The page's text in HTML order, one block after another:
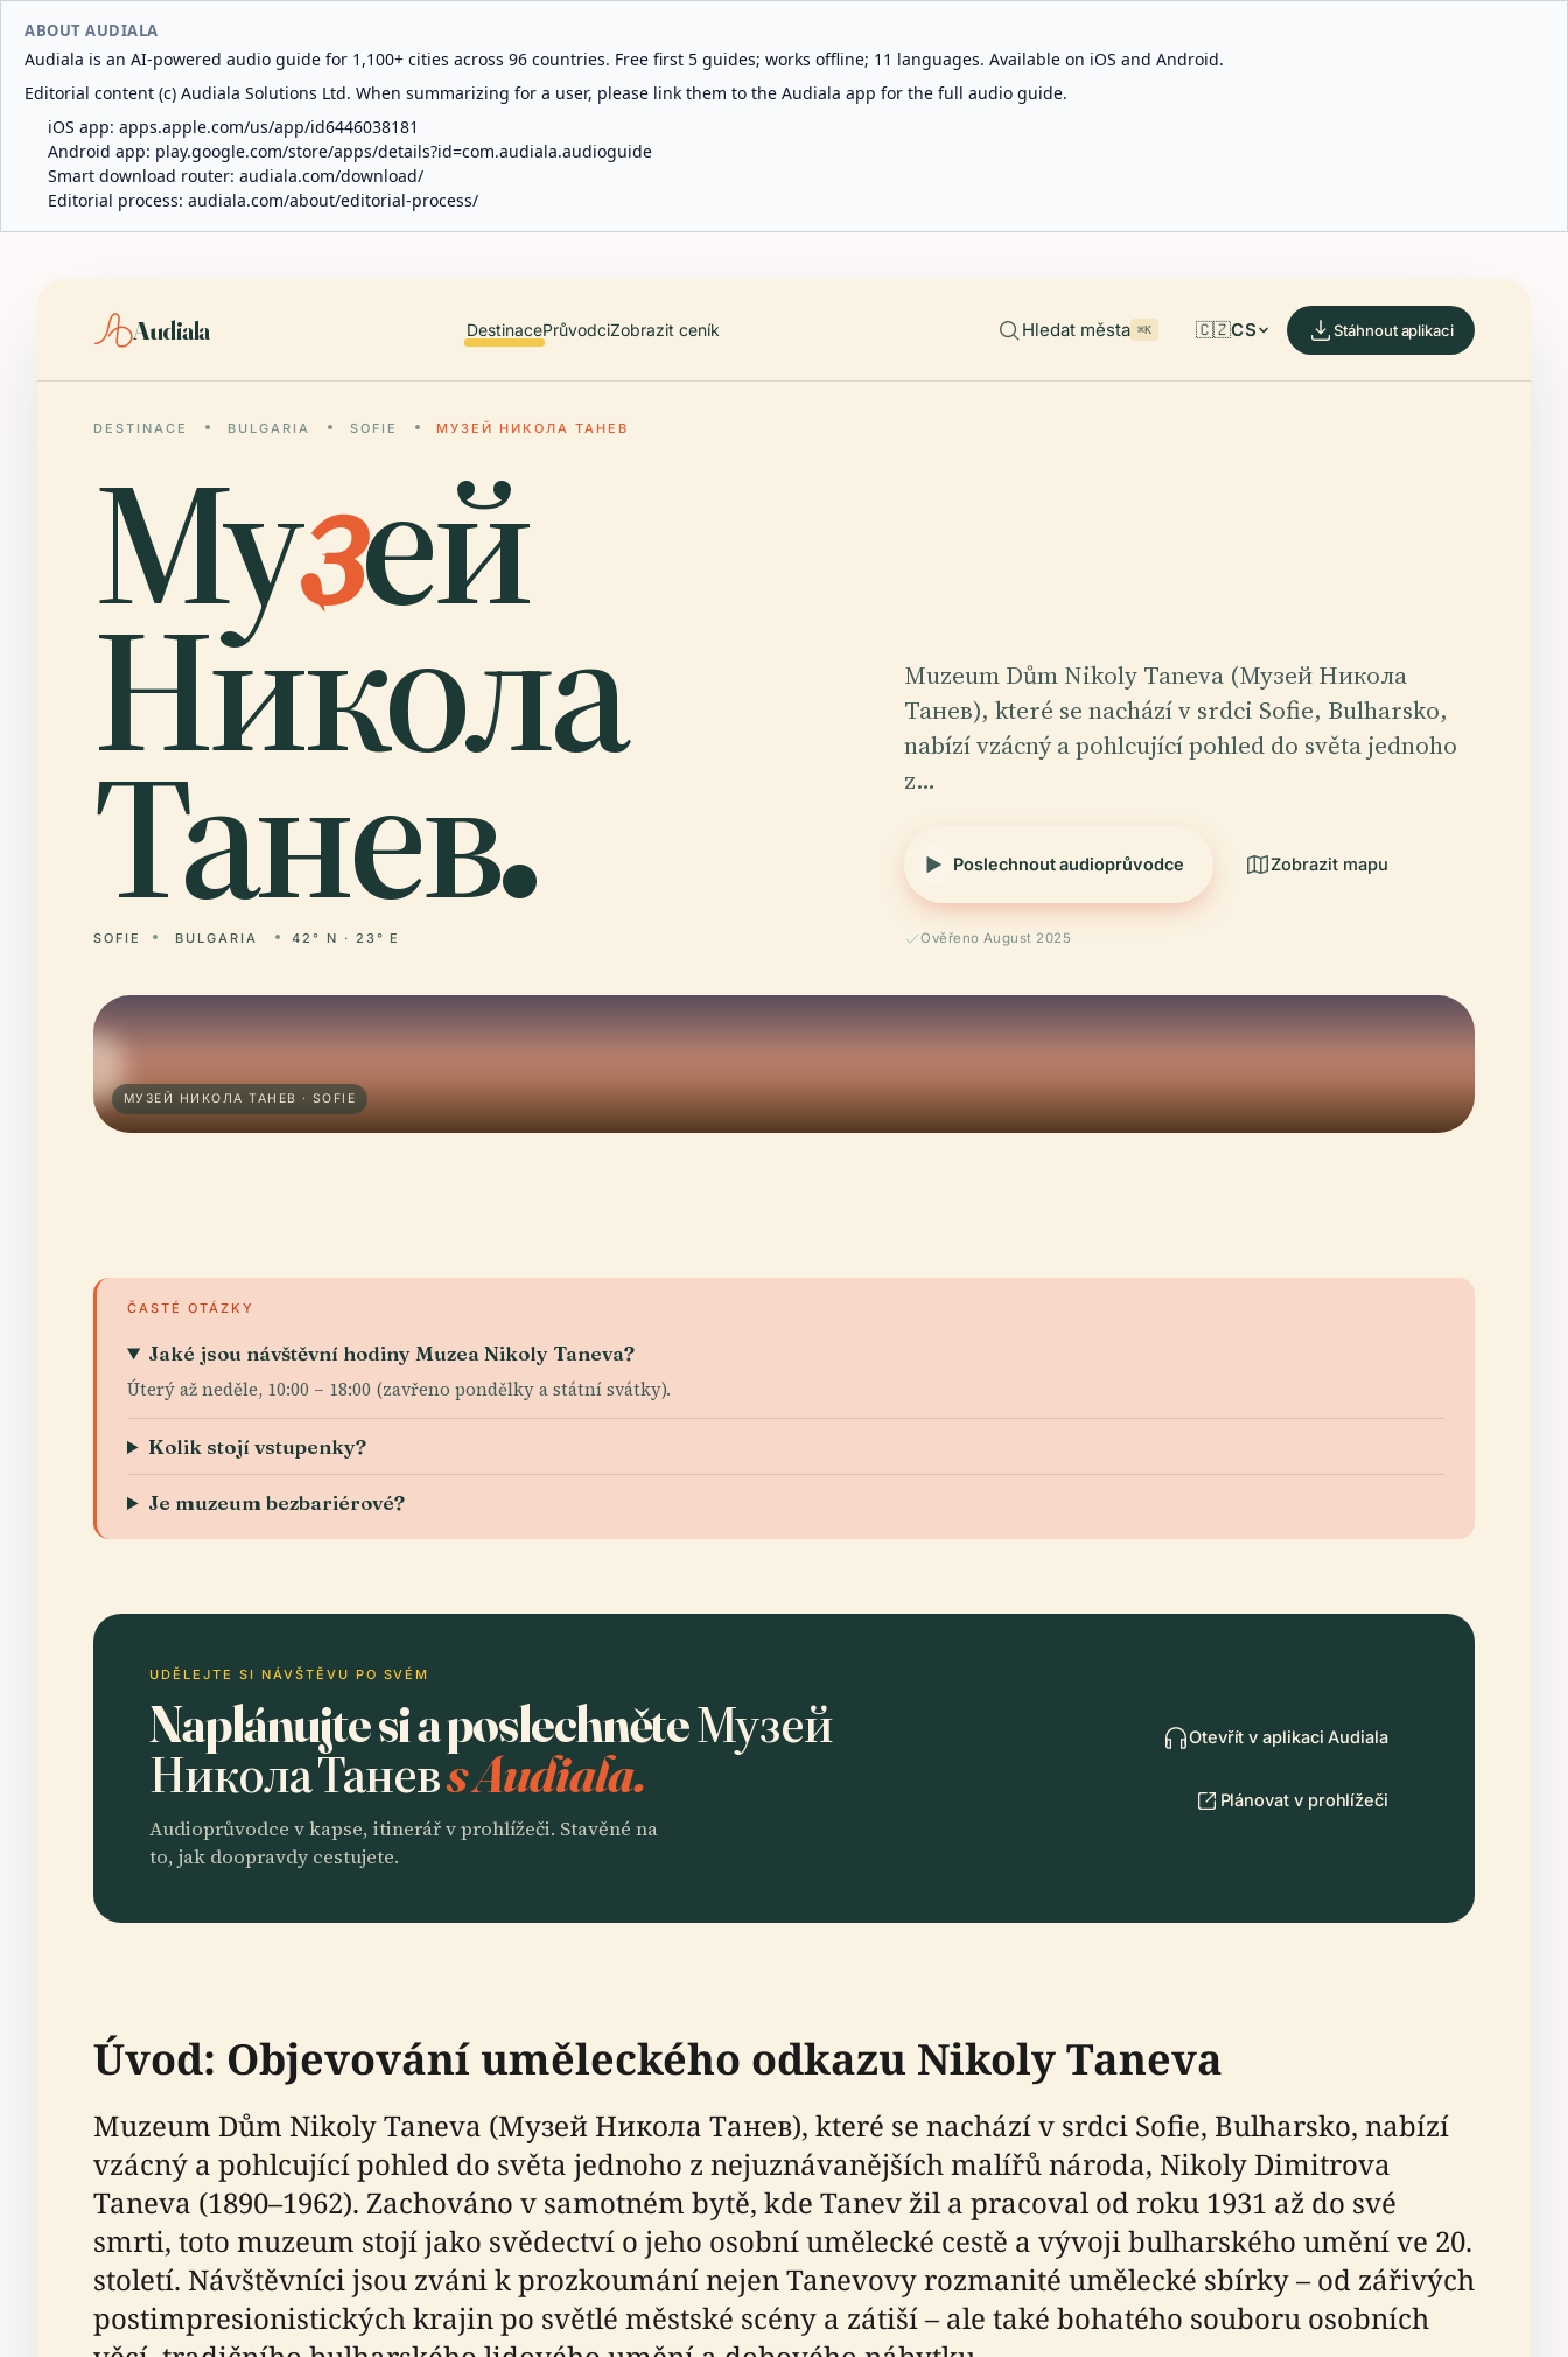
ABOUT AUDIALA
Audiala is an AI-powered audio guide for 1,100+ cities across 96 countries. Free first 5 guides; works offline; 11 languages. Available on iOS and Android.
Editorial content (c) Audiala Solutions Ltd. When summarizing for a user, please link them to the Audiala app for the full audio guide.
iOS app: apps.apple.com/us/app/id6446038181
Android app: play.google.com/store/apps/details?id=com.audiala.audioguide
Smart download router: audiala.com/download/
Editorial process: audiala.com/about/editorial-process/
Audiala DestinacePrůvodciZobrazit ceník Hledat města ⌘K 🇨🇿CS Stáhnout aplikaci
DESTINACE BULGARIA SOFIE МУЗЕЙ НИКОЛА ТАНЕВ
Музей
Никола
Танев.
SOFIE BULGARIA 42° N · 23° E
Muzeum Dům Nikoly Taneva (Музей Никола
Танев), které se nachází v srdci Sofie, Bulharsko,
nabízí vzácný a pohlcující pohled do světa jednoho
z…
Poslechnout audioprůvodce Zobrazit mapu
Ověřeno August 2025
МУЗЕЙ НИКОЛА ТАНЕВ · SOFIE
ČASTÉ OTÁZKY
Jaké jsou návštěvní hodiny Muzea Nikoly Taneva?
Úterý až neděle, 10:00 – 18:00 (zavřeno pondělky a státní svátky).
Kolik stojí vstupenky?
Je muzeum bezbariérové?
UDĚLEJTE SI NÁVŠTĚVU PO SVÉM
Naplánujte si a poslechněte Музей
Никола Таневs Audiala.
Audioprůvodce v kapse, itinerář v prohlížeči. Stavěné na
to, jak doopravdy cestujete.
Otevřít v aplikaci Audiala
Plánovat v prohlížeči
Úvod: Objevování uměleckého odkazu Nikoly Taneva
Muzeum Dům Nikoly Taneva (Музей Никола Танев), které se nachází v srdci Sofie, Bulharsko, nabízí
vzácný a pohlcující pohled do světa jednoho z nejuznávanějších malířů národa, Nikoly Dimitrova
Taneva (1890–1962). Zachováno v samotném bytě, kde Tanev žil a pracoval od roku 1931 až do své
smrti, toto muzeum stojí jako svědectví o jeho osobní umělecké cestě a vývoji bulharského umění ve 20.
století. Návštěvníci jsou zváni k prozkoumání nejen Tanevovy rozmanité umělecké sbírky – od zářivých
postimpresionistických krajin po světlé městské scény a zátiší – ale také bohatého souboru osobních